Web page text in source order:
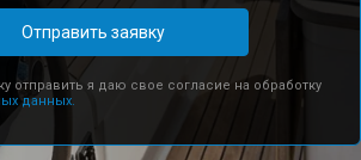
Отправить заявку
отправить я даю свое согласие на обработку
данных.